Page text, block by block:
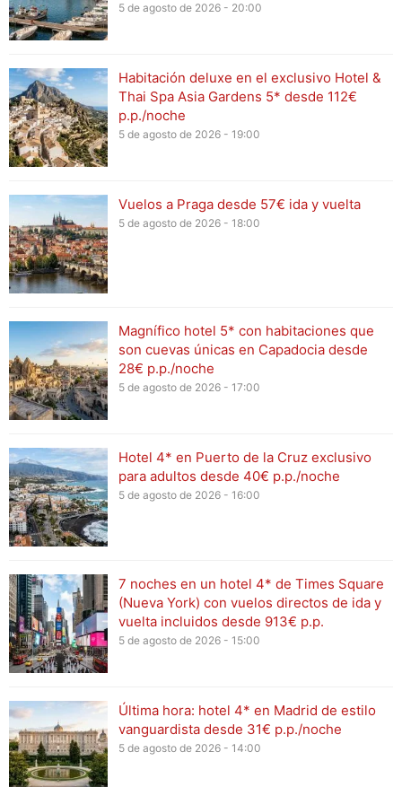
5 de agosto de 2026 - 20:00
Habitación deluxe en el exclusivo Hotel &
Thai Spa Asia Gardens 5* desde 112€
p.p./noche
5 de agosto de 2026 - 19:00
Vuelos a Praga desde 57€ ida y vuelta
5 de agosto de 2026 - 18:00
Magnífico hotel 5* con habitaciones que
son cuevas únicas en Capadocia desde
28€ p.p./noche
5 de agosto de 2026 - 17:00
Hotel 4* en Puerto de la Cruz exclusivo
para adultos desde 40€ p.p./noche
5 de agosto de 2026 - 16:00
7 noches en un hotel 4* de Times Square
(Nueva York) con vuelos directos de ida y
vuelta incluidos desde 913€ p.p.
5 de agosto de 2026 - 15:00
Última hora: hotel 4* en Madrid de estilo
vanguardista desde 31€ p.p./noche
5 de agosto de 2026 - 14:00